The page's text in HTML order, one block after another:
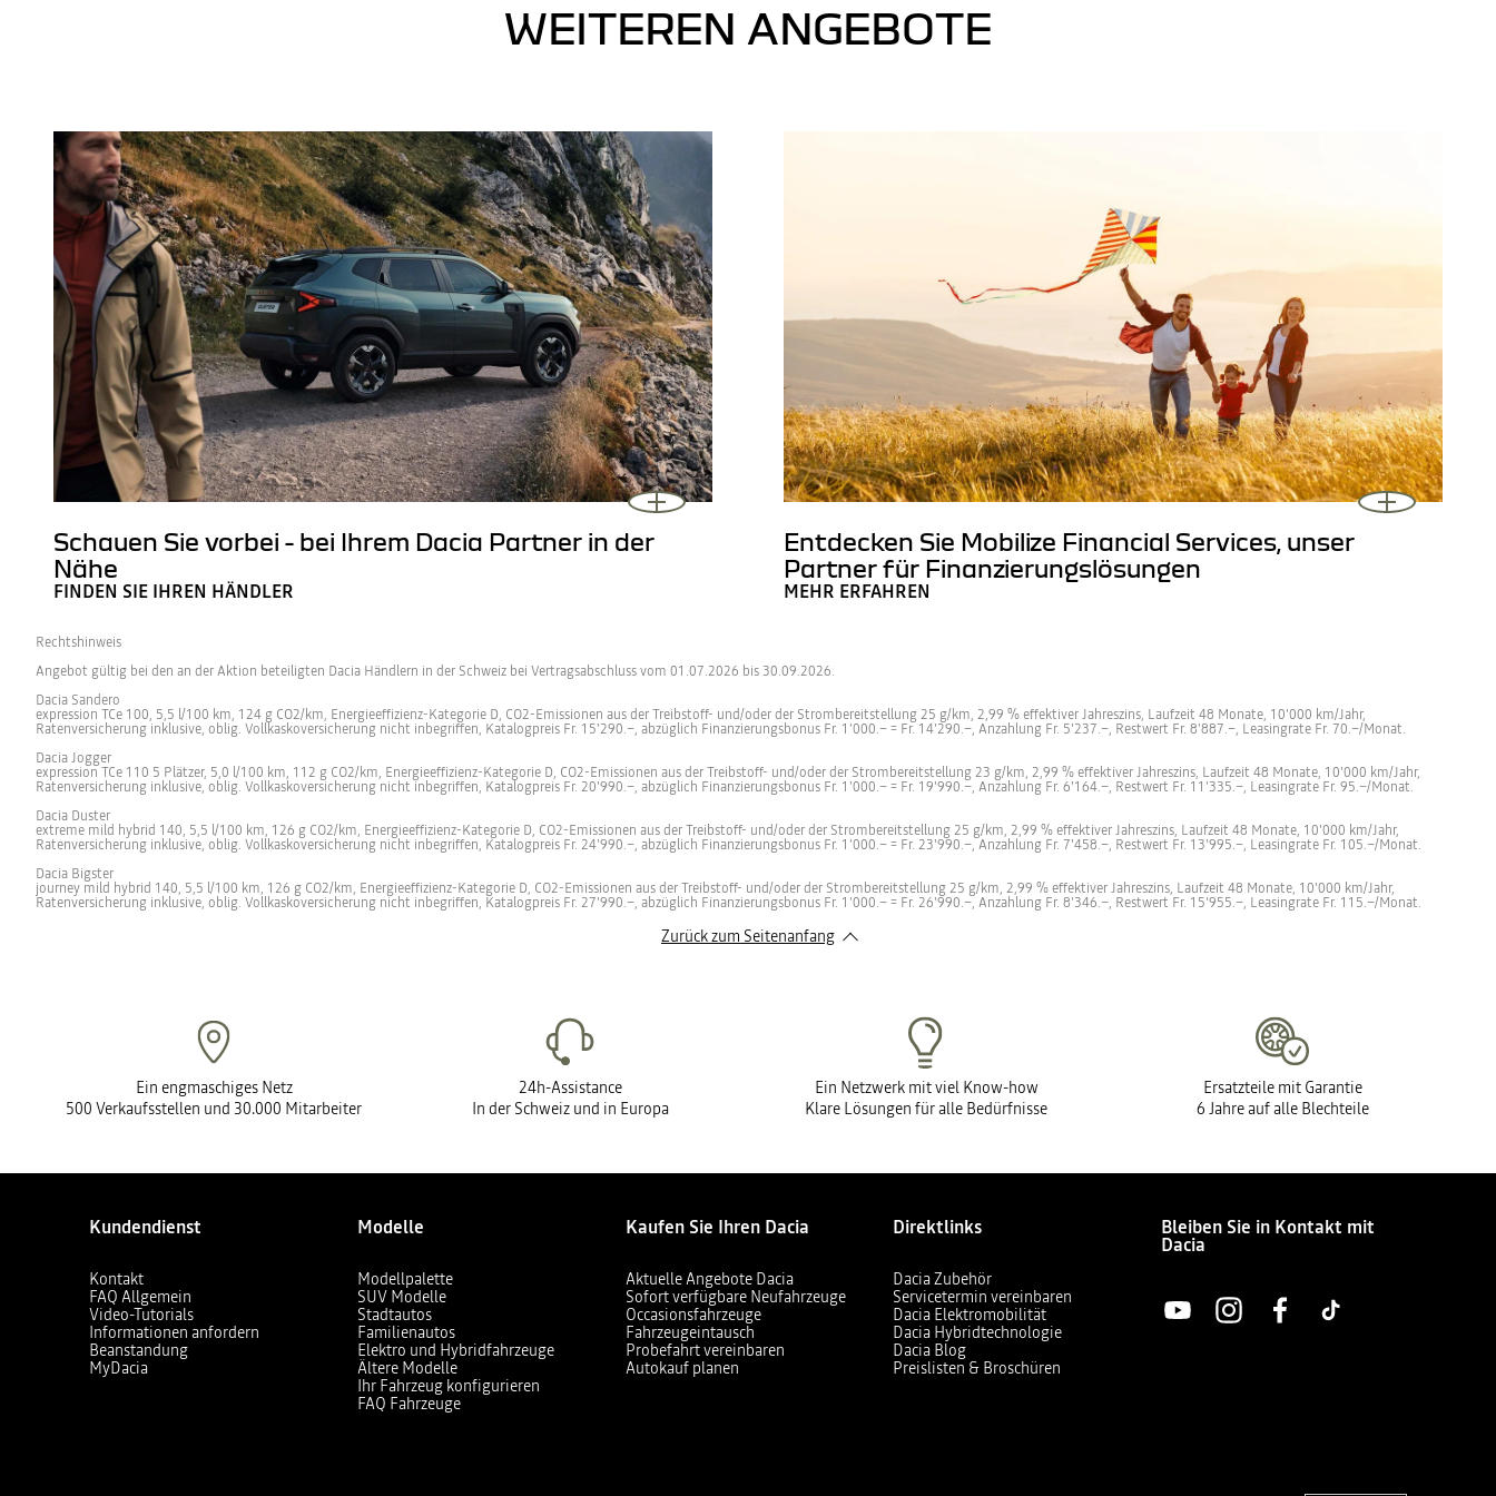
WEITEREN ANGEBOTE
Schauen Sie vorbei - bei Ihrem Dacia Partner in der
Nähe
FINDEN SIE IHREN HÄNDLER
Entdecken Sie Mobilize Financial Services, unser
Partner für Finanzierungslösungen
MEHR ERFAHREN
Rechtshinweis
Angebot gültig bei den an der Aktion beteiligten Dacia Händlern in der Schweiz bei Vertragsabschluss vom 01.07.2026 bis 30.09.2026.
Dacia Sandero
expression TCe 100, 5,5 l/100 km, 124 g CO2/km, Energieeffizienz-Kategorie D, CO2-Emissionen aus der Treibstoff- und/oder der Strombereitstellung 25 g/km, 2,99 % effektiver Jahreszins, Laufzeit 48 Monate, 10'000 km/Jahr,
Ratenversicherung inklusive, oblig. Vollkaskoversicherung nicht inbegriffen, Katalogpreis Fr. 15'290.–, abzüglich Finanzierungsbonus Fr. 1'000.– = Fr. 14'290.–, Anzahlung Fr. 5'237.–, Restwert Fr. 8'887.–, Leasingrate Fr. 70.–/Monat.
Dacia Jogger
expression TCe 110 5 Plätzer, 5,0 l/100 km, 112 g CO2/km, Energieeffizienz-Kategorie D, CO2-Emissionen aus der Treibstoff- und/oder der Strombereitstellung 23 g/km, 2,99 % effektiver Jahreszins, Laufzeit 48 Monate, 10'000 km/Jahr,
Ratenversicherung inklusive, oblig. Vollkaskoversicherung nicht inbegriffen, Katalogpreis Fr. 20'990.–, abzüglich Finanzierungsbonus Fr. 1'000.– = Fr. 19'990.–, Anzahlung Fr. 6'164.–, Restwert Fr. 11'335.–, Leasingrate Fr. 95.–/Monat.
Dacia Duster
extreme mild hybrid 140, 5,5 l/100 km, 126 g CO2/km, Energieeffizienz-Kategorie D, CO2-Emissionen aus der Treibstoff- und/oder der Strombereitstellung 25 g/km, 2,99 % effektiver Jahreszins, Laufzeit 48 Monate, 10'000 km/Jahr,
Ratenversicherung inklusive, oblig. Vollkaskoversicherung nicht inbegriffen, Katalogpreis Fr. 24'990.–, abzüglich Finanzierungsbonus Fr. 1'000.– = Fr. 23'990.–, Anzahlung Fr. 7'458.–, Restwert Fr. 13'995.–, Leasingrate Fr. 105.–/Monat.
Dacia Bigster
journey mild hybrid 140, 5,5 l/100 km, 126 g CO2/km, Energieeffizienz-Kategorie D, CO2-Emissionen aus der Treibstoff- und/oder der Strombereitstellung 25 g/km, 2,99 % effektiver Jahreszins, Laufzeit 48 Monate, 10'000 km/Jahr,
Ratenversicherung inklusive, oblig. Vollkaskoversicherung nicht inbegriffen, Katalogpreis Fr. 27'990.–, abzüglich Finanzierungsbonus Fr. 1'000.– = Fr. 26'990.–, Anzahlung Fr. 8'346.–, Restwert Fr. 15'955.–, Leasingrate Fr. 115.–/Monat.
Zurück zum Seitenanfang
Ein engmaschiges Netz
500 Verkaufsstellen und 30.000 Mitarbeiter
24h-Assistance
In der Schweiz und in Europa
Ein Netzwerk mit viel Know-how
Klare Lösungen für alle Bedürfnisse
Ersatzteile mit Garantie
6 Jahre auf alle Blechteile
Kundendienst
Kontakt
FAQ Allgemein
Video-Tutorials
Informationen anfordern
Beanstandung
MyDacia
Modelle
Modellpalette
SUV Modelle
Stadtautos
Familienautos
Elektro und Hybridfahrzeuge
Ältere Modelle
Ihr Fahrzeug konfigurieren
FAQ Fahrzeuge
Kaufen Sie Ihren Dacia
Aktuelle Angebote Dacia
Sofort verfügbare Neufahrzeuge
Occasionsfahrzeuge
Fahrzeugeintausch
Probefahrt vereinbaren
Autokauf planen
Direktlinks
Dacia Zubehör
Servicetermin vereinbaren
Dacia Elektromobilität
Dacia Hybridtechnologie
Dacia Blog
Preislisten & Broschüren
Bleiben Sie in Kontakt mit
Dacia